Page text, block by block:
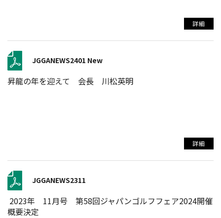
詳細
JGGANEWS2401 New
昇龍の年を迎えて 会長 川松英明
詳細
JGGANEWS2311
2023年 11月号 第58回ジャパンゴルフフェア2024開催
概要決定